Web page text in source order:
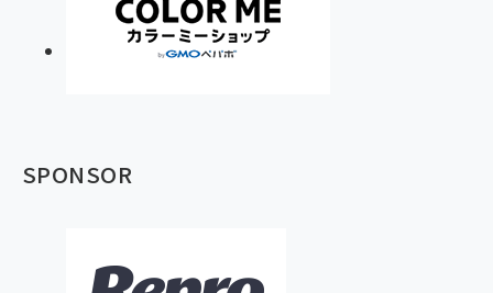
SPONSOR